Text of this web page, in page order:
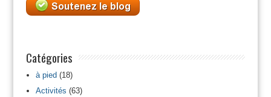
Catégories
à pied(18)
Activités (63)